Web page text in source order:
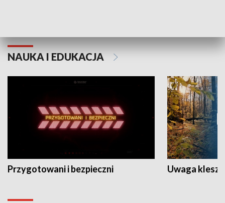
NAUKA I EDUKACJA
Przygotowani i bezpieczni Uwaga